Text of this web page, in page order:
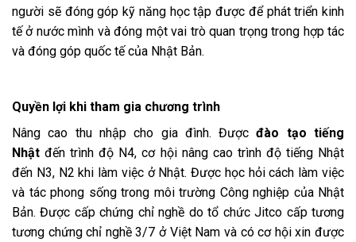
người sẽ đóng góp kỹ năng học tập được để phát triển kinh
tế ở nước mình và đóng một vai trò quan trọng trong hợp tác
và đóng góp quốc tế của Nhật Bản.
Quyền lợi khi tham gia chương trình
Nâng cao thu nhập cho gia đình. Đượcđào tạo tiếng
Nhật đến trình độ N4, cơ hội nâng cao trình độ tiếng Nhật
đến N3, N2 khi làm việc ở Nhật. Được học hỏi cách làm việc
và tác phong sống trong môi trường Công nghiệp của Nhật
Bản. Được cấp chứng chỉ nghề do tổ chức Jitco cấp tương
tương chứng chỉ nghề 3/7 ở Việt Nam và có cơ hội xin được